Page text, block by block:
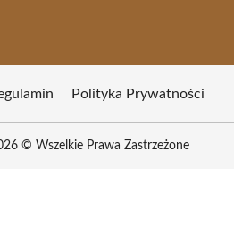
Polityka Prywatności
© Wszelkie Prawa Zastrzeżone